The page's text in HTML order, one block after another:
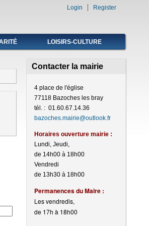
Login Register
LOISIRS-CULTURE
Contacter la mairie
4 place de l'église
77118 Bazoches les bray
tél. : 01.60.67.14.36
bazoches.mairie@outlook.fr
Horaires ouverture mairie :
Lundi, Jeudi,
de 14h00 à 18h00
Vendredi
de 13h30 à 18h00
Permanences du Maire :
Les vendredis,
de 17h à 18h00